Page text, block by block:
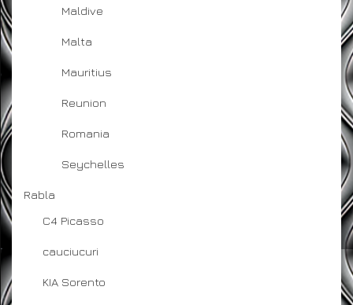
Maldive
Malta
Mauritius
Reunion
Romania
Seychelles
Rabla
C4 Picasso
cauciucuri
KIA Sorento